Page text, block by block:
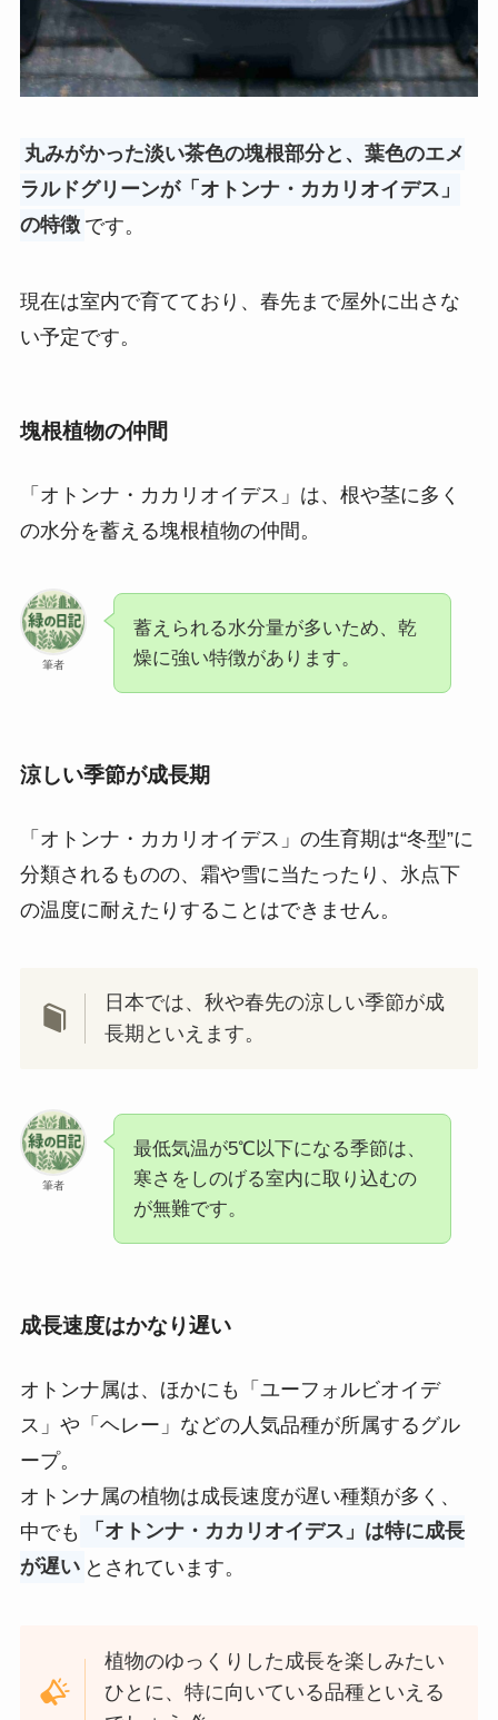
丸みがかった淡い茶色の塊根部分と、葉色のエメ
ラルドグリーンが「オトンナ・カカリオイデス」
の特徴 です。
現在は室内で育てており、春先まで屋外に出さな
い予定です。
塊根植物の仲間
「オトンナ・カカリオイデス」は、根や茎に多く
の水分を蓄える塊根植物の仲間。
筆者
蓄えられる水分量が多いため、乾
燥に強い特徴があります。
涼しい季節が成長期
「オトンナ・カカリオイデス」の生育期は“冬型”に
分類されるものの、霜や雪に当たったり、氷点下
の温度に耐えたりすることはできません。
日本では、秋や春先の涼しい季節が成
長期といえます。
筆者
最低気温が5℃以下になる季節は、
寒さをしのげる室内に取り込むの
が無難です。
成長速度はかなり遅い
オトンナ属は、ほかにも「ユーフォルビオイデ
ス」や「ヘレー」などの人気品種が所属するグル
ープ。
オトンナ属の植物は成長速度が遅い種類が多く、
中でも
「オトンナ・カカリオイデス」は特に成長
が遅い とされています。
植物のゆっくりした成長を楽しみたい
ひとに、特に向いている品種といえる